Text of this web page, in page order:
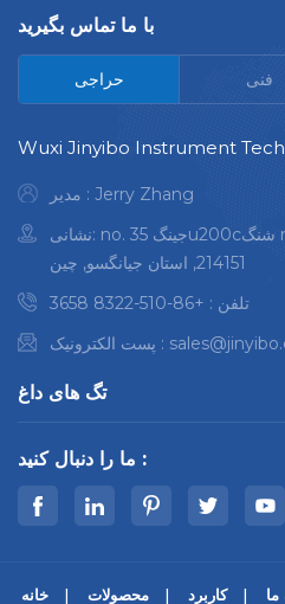
با ما تماس بگیرید
حراجی فنی
Wuxi Jinyibo Instrument
مدیر : Jerry Zhang
نشانی: no. 35 جینگu200cشنگ rd., منطقه هویشان, شهر ووکسی,
214151, استان جیانگسو, چین
تلفن : +86-510-8322 3658
پست الکترونیک :
تگ های داغ
ما را دنبال کنید :
خانه محصولات کاربرد ما